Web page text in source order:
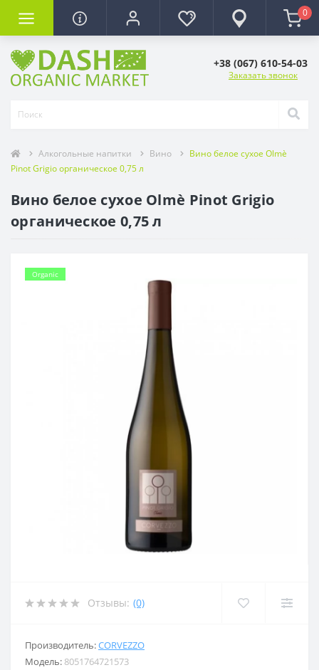
0
+38 (067) 610-54-03
Заказать звонок
Алкогольные напитки Вино
Вино белое сухое Olmè
Pinot Grigio органическое 0,75 л
Вино белое сухое Olmè Pinot Grigio
органическое 0,75 л
Organic
Отзывы: (0)
Производитель:CORVEZZO
Модель: 8051764721573